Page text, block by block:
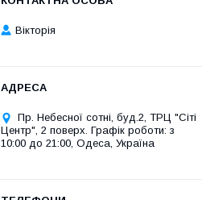
Вікторія
Пр. Небесної сотні, буд.2, ТРЦ "Сіті
Центр", 2 поверх. Графік роботи: з
10:00 до 21:00, Одеса, Україна